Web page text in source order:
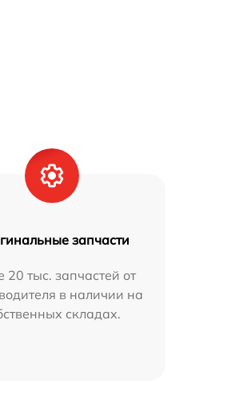
запчасти
20 тыс. запчастей от
в наличии на
складах.